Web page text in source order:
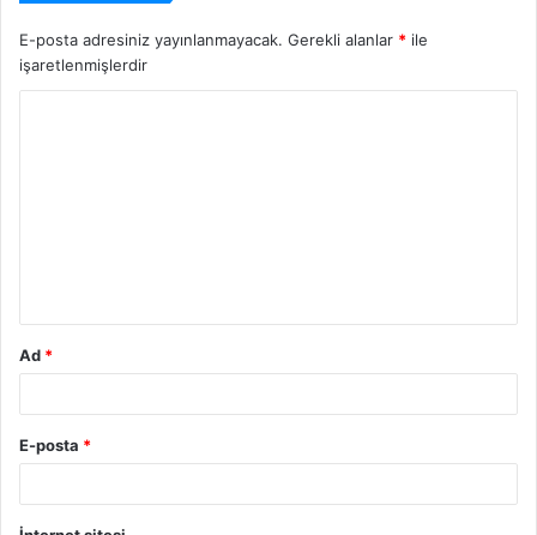
E-posta adresiniz yayınlanmayacak. Gerekli alanlar * ile
işaretlenmişlerdir
Ad *
E-posta *